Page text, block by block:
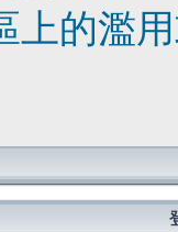
上的濫